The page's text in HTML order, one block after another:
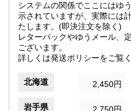
システムの関係でここにはゆ
示されていますが、実際には
たします。(即決注文を除く)
レターパックやゆうメール、
ございます。
詳しくは発送ポリシーをご覧く
北海道 2,450円
岩手県